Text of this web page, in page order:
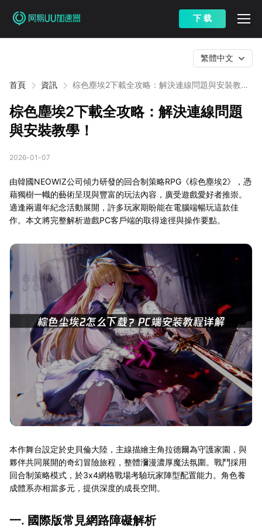
下 载
首頁 資訊
棕色塵埃2下載全攻略：解決連線問題與安裝教
繁體中文
棕色塵埃2下載全攻略：解決連線問題
與安裝教學！
2026-01-07
由韓國NEOWIZ公司傾力研發的回合制策略RPG《棕色塵埃2》，憑
藉獨樹一幟的藝術呈現與豐富的玩法內容，廣受遊戲愛好者推崇。
適逢兩週年紀念活動展開，許多玩家期盼能在電腦端暢玩這款佳
作。本文將完整解析遊戲PC客戶端的取得途徑與操作要點。
本作舞台設定於史貝倫大陸，主線描繪主角拉德爾為守護家園，與
夥伴共同展開的奇幻冒險旅程，整體瀰漫濃厚魔法氛圍。戰鬥採用
回合制策略模式，於3x4網格戰場考驗玩家陣型配置能力。角色養
成體系亦相當多元，提供深度的成長空間。
一. 國際版常見網路障礙解析